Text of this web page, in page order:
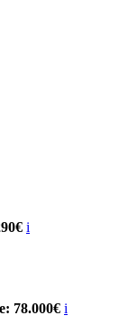
i
78.000€ i